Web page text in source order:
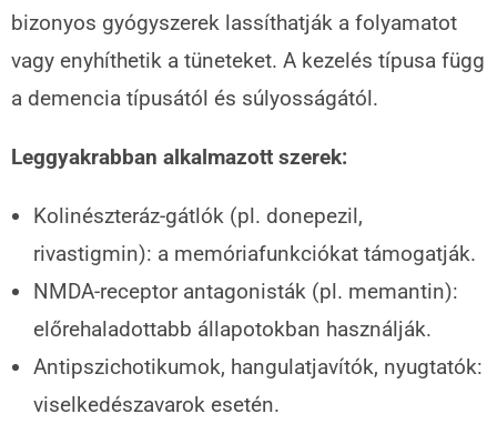
bizonyos gyógyszerek lassíthatják a folyamatot
vagy enyhíthetik a tüneteket. A kezelés típusa függ
a demencia típusától és súlyosságától.
Leggyakrabban alkalmazott szerek:
Kolinészteráz-gátlók (pl. donepezil,
rivastigmin): a memóriafunkciókat támogatják.
NMDA-receptor antagonisták (pl. memantin):
előrehaladottabb állapotokban használják.
Antipszichotikumok, hangulatjavítók, nyugtatók:
viselkedészavarok esetén.